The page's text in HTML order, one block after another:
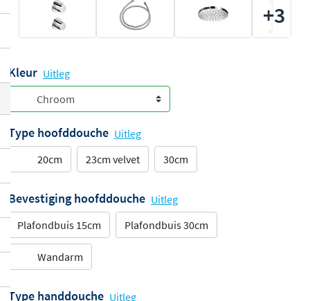
+3
Kleur Uitleg
Type hoofddouche Uitleg
20cm
23cm velvet 30cm
Bevestiging hoofddouche Uitleg
Plafondbuis 15cm
Plafondbuis 30cm
Wandarm
Type handdouche Uitleg